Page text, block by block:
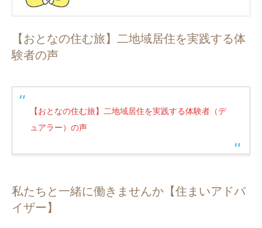
【おとなの住む旅】二地域居住を実践する体
験者の声
【おとなの住む旅】二地域居住を実践する体験者（デ
ュアラー）の声
私たちと一緒に働きませんか【住まいアドバ
イザー】